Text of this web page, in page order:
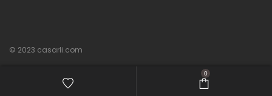
© 2023 casarli.com
0